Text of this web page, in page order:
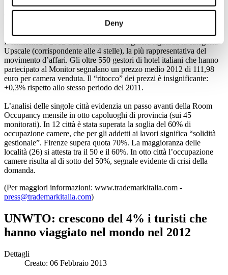
Deny
passa dal 64,7% dello scorso anno al 63,4% (-1,3 punti percentuali)
e un piccolo aumento del prezzo medio camera (Average Daily
Il termometro 2012 dell’economia alberghiera riguarda la categoria
Upscale (corrispondente alle 4 stelle), la più rappresentativa del
movimento d’affari. Gli oltre 550 gestori di hotel italiani che hanno
partecipato al Monitor segnalano un prezzo medio 2012 di 111,98
euro per camera venduta. Il “ritocco” dei prezzi è insignificante:
+0,3% rispetto allo stesso periodo del 2011.
L’analisi delle singole città evidenzia un passo avanti della Room
Occupancy mensile in otto capoluoghi di provincia (sui 45
monitorati). In 12 città è stata superata la soglia del 60% di
occupazione camere, che per gli addetti ai lavori significa “solidità
gestionale”. Firenze supera quota 70%. La maggioranza delle
località (26) si attesta tra il 50 e il 60%. In otto città l’occupazione
camere risulta al di sotto del 50%, segnale evidente di crisi della
domanda.
(Per maggiori informazioni: www.trademarkitalia.com -
press@trademarkitalia.com)
UNWTO: crescono del 4% i turisti che
hanno viaggiato nel mondo nel 2012
Dettagli
Creato: 06 Febbraio 2013